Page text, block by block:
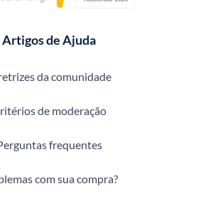
Artigos de Ajuda
da comunidade
de moderação
frequentes
com sua compra?